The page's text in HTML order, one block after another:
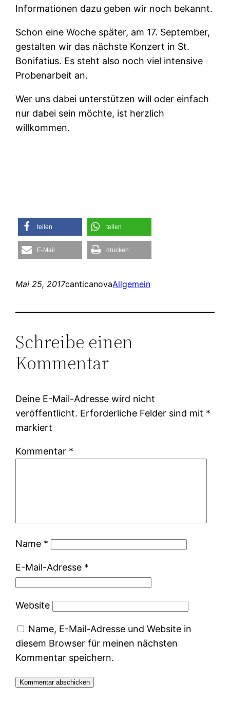
Informationen dazu geben wir noch bekannt.
Schon eine Woche später, am 17. September,
gestalten wir das nächste Konzert in St.
Bonifatius. Es steht also noch viel intensive
Probenarbeit an.
Wer uns dabei unterstützen will oder einfach
nur dabei sein möchte, ist herzlich
willkommen.
teilen teilen
E-Mail drucken
Mai 25, 2017canticanovaAllgemein
Schreibe einen
Kommentar
Deine E-Mail-Adresse wird nicht
veröffentlicht. Erforderliche Felder sind mit *
markiert
Kommentar *
Name *
E-Mail-Adresse *
Website
Name, E-Mail-Adresse und Website in
diesem Browser für meinen nächsten
Kommentar speichern.